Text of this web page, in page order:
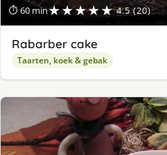
⏱ 60 min★★★★★ 4.5 (20)
Rabarber cake
Taarten, koek & gebak